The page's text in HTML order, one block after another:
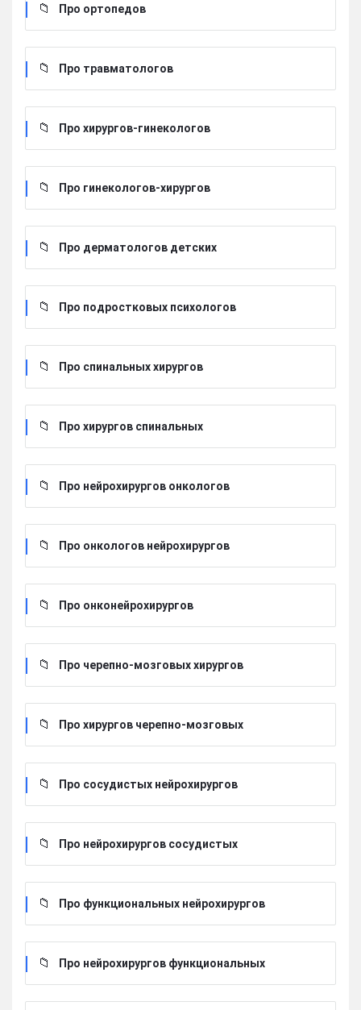
Про ортопедов
Про травматологов
Про хирургов-гинекологов
Про гинекологов-хирургов
Про дерматологов детских
Про подростковых психологов
Про спинальных хирургов
Про хирургов cпинальных
Про нейрохирургов онкологов
Про онкологов нейрохирургов
Про онконейрохирургов
Про черепно-мозговых хирургов
Про хирургов черепно-мозговых
Про сосудистых нейрохирургов
Про нейрохирургов сосудистых
Про функциональных нейрохирургов
Про нейрохирургов функциональных